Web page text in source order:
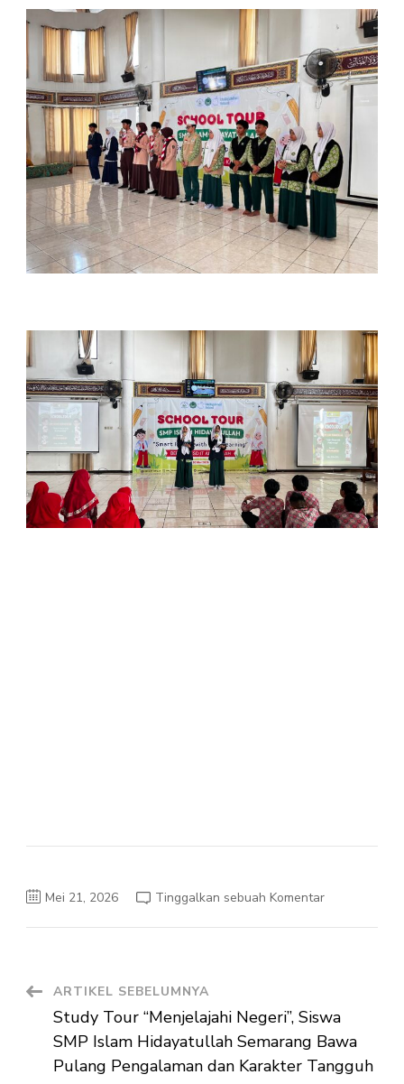
Mei 21, 2026 Tinggalkan sebuah Komentarpada
School
Tour
Berbasis
Digital
di
SMP
Navigasi
Artikel
ARTIKEL SEBELUMNYA
Study Tour “Menjelajahi Negeri”, Siswa
SMP Islam Hidayatullah Semarang Bawa
Pulang Pengalaman dan Karakter Tangguh